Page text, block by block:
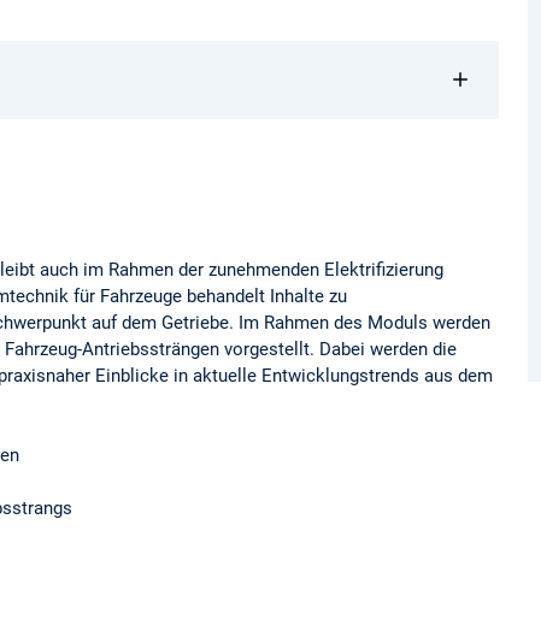
auch im Rahmen der zunehmenden Elektrifizierung
für Fahrzeuge behandelt Inhalte zu
auf dem Getriebe. Im Rahmen des Moduls werden
Antriebssträngen vorgestellt. Dabei werden die
Einblicke in aktuelle Entwicklungstrends aus dem